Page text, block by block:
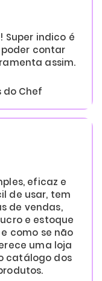
Super indico é
contar
assim.
do Chef
eficaz e
de usar, tem
de vendas,
e estoque
como se não
uma loja
catálogo dos